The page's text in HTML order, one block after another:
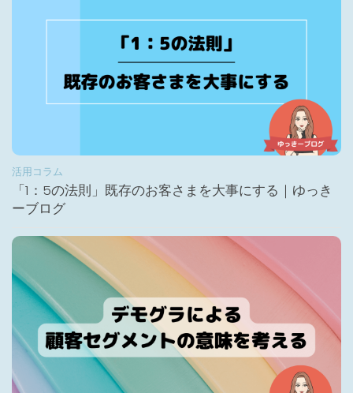
活用コラム
「1：5の法則」既存のお客さまを大事にする｜ゆっき
ーブログ